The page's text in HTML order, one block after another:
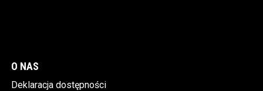
O NAS
Deklaracja dostępności